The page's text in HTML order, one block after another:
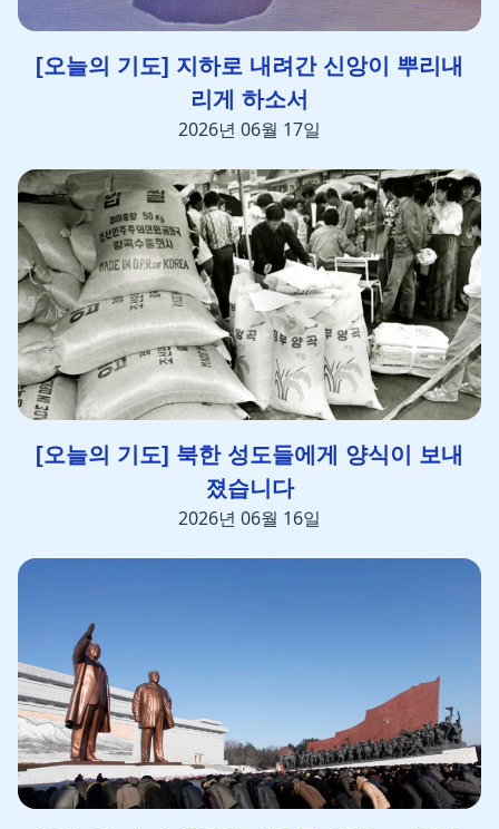
[오늘의 기도] 지하로 내려간 신앙이 뿌리내
리게 하소서
2026년 06월 17일
[오늘의 기도] 북한 성도들에게 양식이 보내
졌습니다
2026년 06월 16일